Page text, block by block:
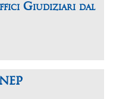
Giudiziari dal